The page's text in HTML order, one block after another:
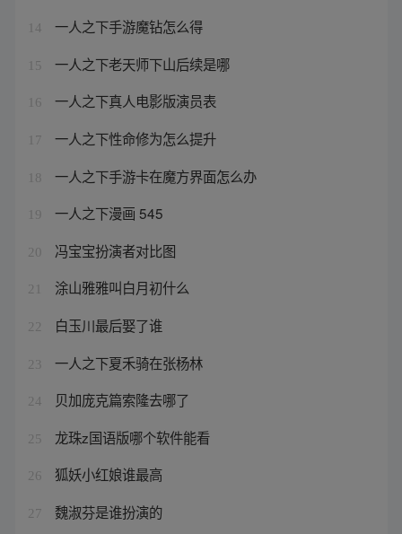
14 一人之下手游魔钻怎么得
15 一人之下老天师下山后续是哪
16 一人之下真人电影版演员表
17 一人之下性命修为怎么提升
18 一人之下手游卡在魔方界面怎么办
19 一人之下漫画 545
20 冯宝宝扮演者对比图
21 涂山雅雅叫白月初什么
22 白玉川最后娶了谁
23 一人之下夏禾骑在张杨林
24 贝加庞克篇索隆去哪了
25 龙珠z国语版哪个软件能看
26 狐妖小红娘谁最高
27 魏淑芬是谁扮演的